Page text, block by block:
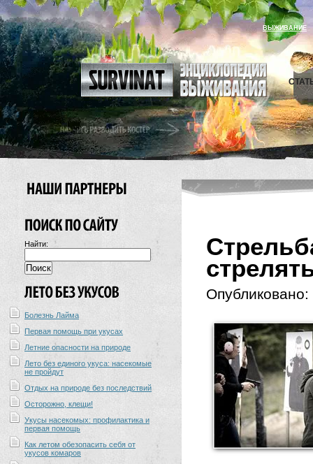
ВЫЖИВАНИЕ
Найти:
Болезнь Лайма
Первая помощь при укусах
Летние опасности на природе
Лето без единого укуса: насекомые
не пройдут
Отдых на природе без последствий
Осторожно, клещи!
Укусы насекомых: профилактика и
первая помощь
Как летом обезопасить себя от
укусов комаров
Опубликовано: